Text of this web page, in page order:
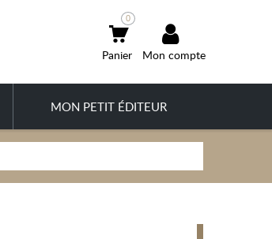
Mon compte
0
MON PETIT ÉDITEUR